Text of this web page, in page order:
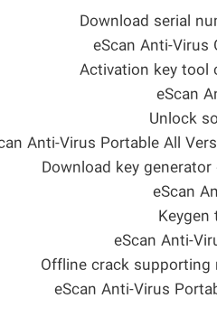
Download serial
eScan Anti-
Activation key tool
eScan
Unlock
Anti-Virus Portable All
Download key
eScan
eScan Anti-
Offline crack
eScan Anti-Virus